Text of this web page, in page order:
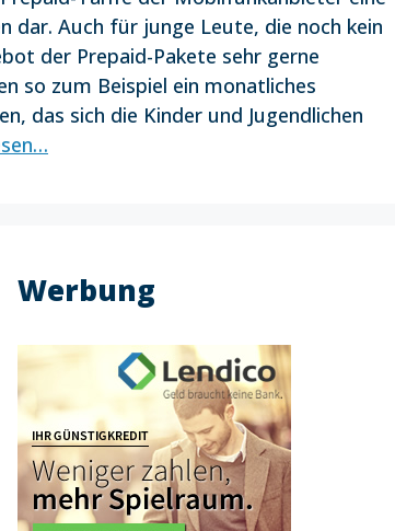
dar. Auch für junge Leute, die noch kein
der Prepaid-Pakete sehr gerne
so zum Beispiel ein monatliches
das sich die Kinder und Jugendlichen
Werbung